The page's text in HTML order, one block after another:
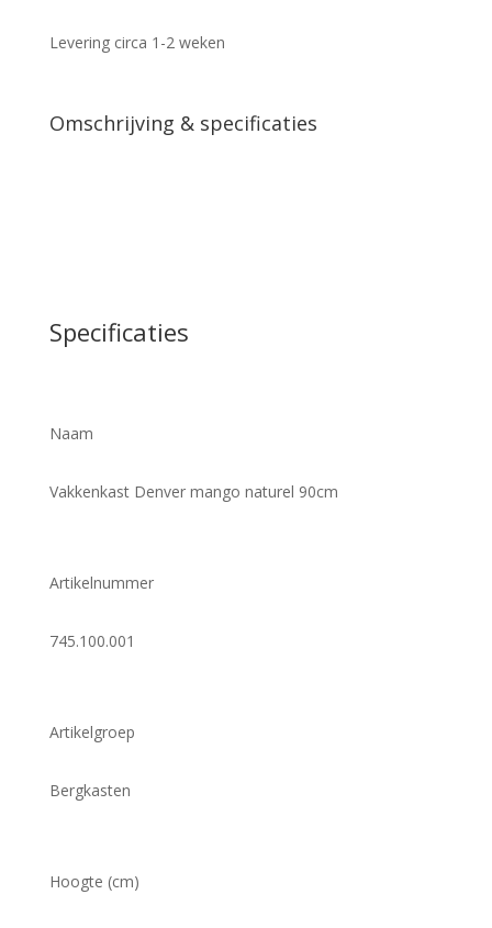
Levering circa 1-2 weken
Omschrijving & specificaties
Specificaties
Naam
Vakkenkast Denver mango naturel 90cm
Artikelnummer
745.100.001
Artikelgroep
Bergkasten
Hoogte (cm)